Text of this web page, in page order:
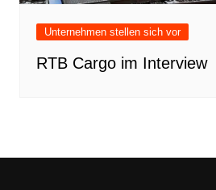
Unternehmen stellen sich vor
RTB Cargo im Interview